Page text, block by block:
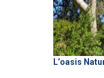
L’oasis